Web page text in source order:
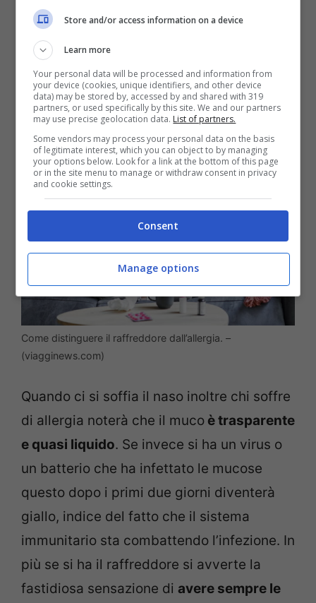
invece si sta male a causa di un virus
olfatto e gusto risultano fuori uso per tre o
quattro giorni, almeno finché non si
migliora. il sapore del cibo risulta molto
attenuato rispetto al solito.
Come distinguere il raffreddore dall’allergia. –
(viagginews.com)
Quando ci si soffia il naso inoltre chi soffre
di allergia noterà che il muco è trasparente
e quasi liquido. Se invece si ha un virus o
un batterio che ha infettato le mucose
questo dopo i primi due giorni diventerà
giallo, indice del fatto che il sistema
immunitario sta combattendo l’infezione. In
più se si ha il raffreddore si avverte la
fastidiosa sensazione di avere sempre le
Store and/or access information on a device
Learn more
Your personal data will be processed and information from
your device (cookies, unique identifiers, and other device
data) may be stored by, accessed by and shared with 319
partners, or used specifically by this site. We and our partners
may use precise geolocation data. List of partners.
Some vendors may process your personal data on the basis
of legitimate interest, which you can object to by managing
your options below. Look for a link at the bottom of this page
or in the site menu to manage or withdraw consent in privacy
and cookie settings.
Consent
Manage options